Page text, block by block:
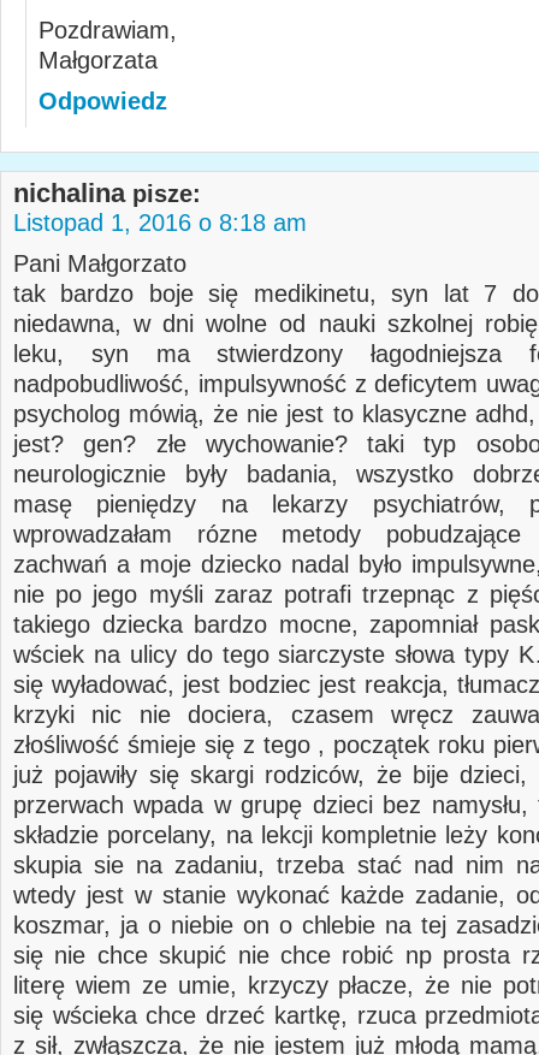
Pozdrawiam,
Małgorzata
Odpowiedz
nichalina pisze:
Listopad 1, 2016 o 8:18 am
Pani Małgorzato
tak bardzo boje się medikinetu, syn lat 7
niedawna, w dni wolne od nauki szkolnej
leku, syn ma stwierdzony łagodniejsza
nadpobudliwość, impulsywność z deficytem
psycholog mówią, że nie jest to klasyczne
jest? gen? złe wychowanie? taki typ
neurologicznie były badania, wszystko
masę pieniędzy na lekarzy psychiatrów,
wprowadzałam rózne metody
zachwań a moje dziecko nadal było
nie po jego myśli zaraz potrafi trzepnąc z
takiego dziecka bardzo mocne, zapomniał
wściek na ulicy do tego siarczyste słowa typy
się wyładować, jest bodziec jest reakcja,
krzyki nic nie dociera, czasem wręcz
złośliwość śmieje się z tego , początek roku
już pojawiły się skargi rodziców, że bije dzieci,
przerwach wpada w grupę dzieci bez namysłu,
składzie porcelany, na lekcji kompletnie leży
skupia sie na zadaniu, trzeba stać nad nim
wtedy jest w stanie wykonać każde zadanie,
koszmar, ja o niebie on o chlebie na tej
się nie chce skupić nie chce robić np prosta
literę wiem ze umie, krzyczy płacze, że nie
się wścieka chce drzeć kartkę, rzuca
z sił, zwłąszcza, że nie jestem już młodą